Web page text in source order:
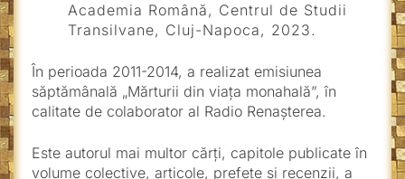
Academia Română, Centrul de Studii
Transilvane, Cluj-Napoca, 2023.
În perioada 2011-2014, a realizat emisiunea
săptămânală „Mărturii din viața monahală”, în
calitate de colaborator al Radio Renașterea.
Este autorul mai multor cărți, capitole publicate în
volume colective, articole, prefețe și recenzii, a